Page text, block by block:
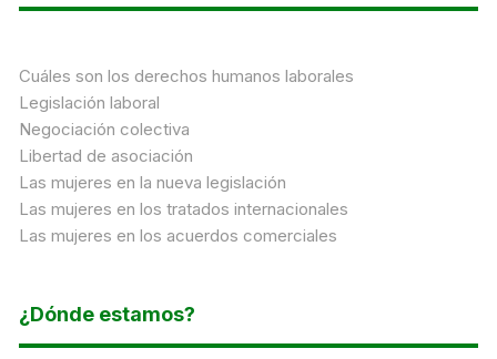
Cuáles son los derechos humanos laborales
Legislación laboral
Negociación colectiva
Libertad de asociación
Las mujeres en la nueva legislación
Las mujeres en los tratados internacionales
Las mujeres en los acuerdos comerciales
¿Dónde estamos?